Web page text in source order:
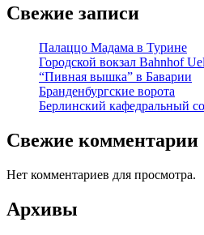
Свежие записи
Палаццо Мадама в Турине
Городской вокзал Bahnhof
“Пивная вышка” в Баварии
Бранденбургские ворота
Берлинский кафедральный
Свежие комментарии
Нет комментариев для просмотра.
Архивы